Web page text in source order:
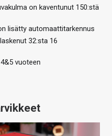
on kaventunut 150:stä
lisätty automaattitarkennus
32:sta 16
vuoteen